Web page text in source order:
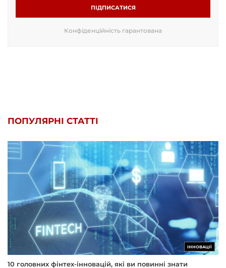
ПІДПИСАТИСЯ
Конфіденційність гарантована
ПОПУЛЯРНІ СТАТТІ
ІННОВАЦІЇ
10 головних фінтех-інновацій, які ви повинні знати